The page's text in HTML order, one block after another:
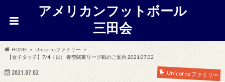
アメリカンフットボール
三田会
HOME
Unicornsファミリー
【女子タッチ】7/4（日） 春季関東リーグ戦のご案内 2021.07.02
2021.07.02 Unicornsファミリー